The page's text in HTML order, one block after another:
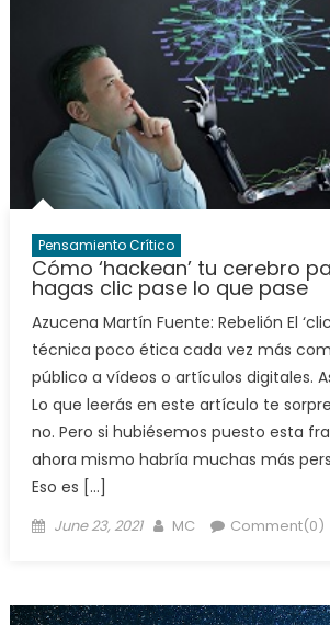
Pensamiento Crítico
Cómo ‘hackean’ tu cerebro
hagas clic pase lo que pase
Azucena Martín Fuente: Rebelión El
técnica poco ética cada vez más
público a vídeos o artículos digitales.
Lo que leerás en este artículo te
no. Pero si hubiésemos puesto esta
ahora mismo habría muchas más
Eso es […]
Posted
June 23, 2021 Author
MC Comment(0)